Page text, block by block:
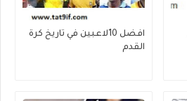
افضل 10لاعبين في تاريخ كرة
القدم